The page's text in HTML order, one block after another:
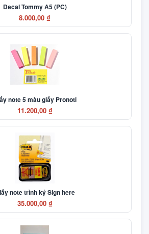
Decal Tommy A5 (PC)
8.000,00 ₫
note 5 màu giấy Pronoti
11.200,00 ₫
note trình ký Sign here
35.000,00 ₫